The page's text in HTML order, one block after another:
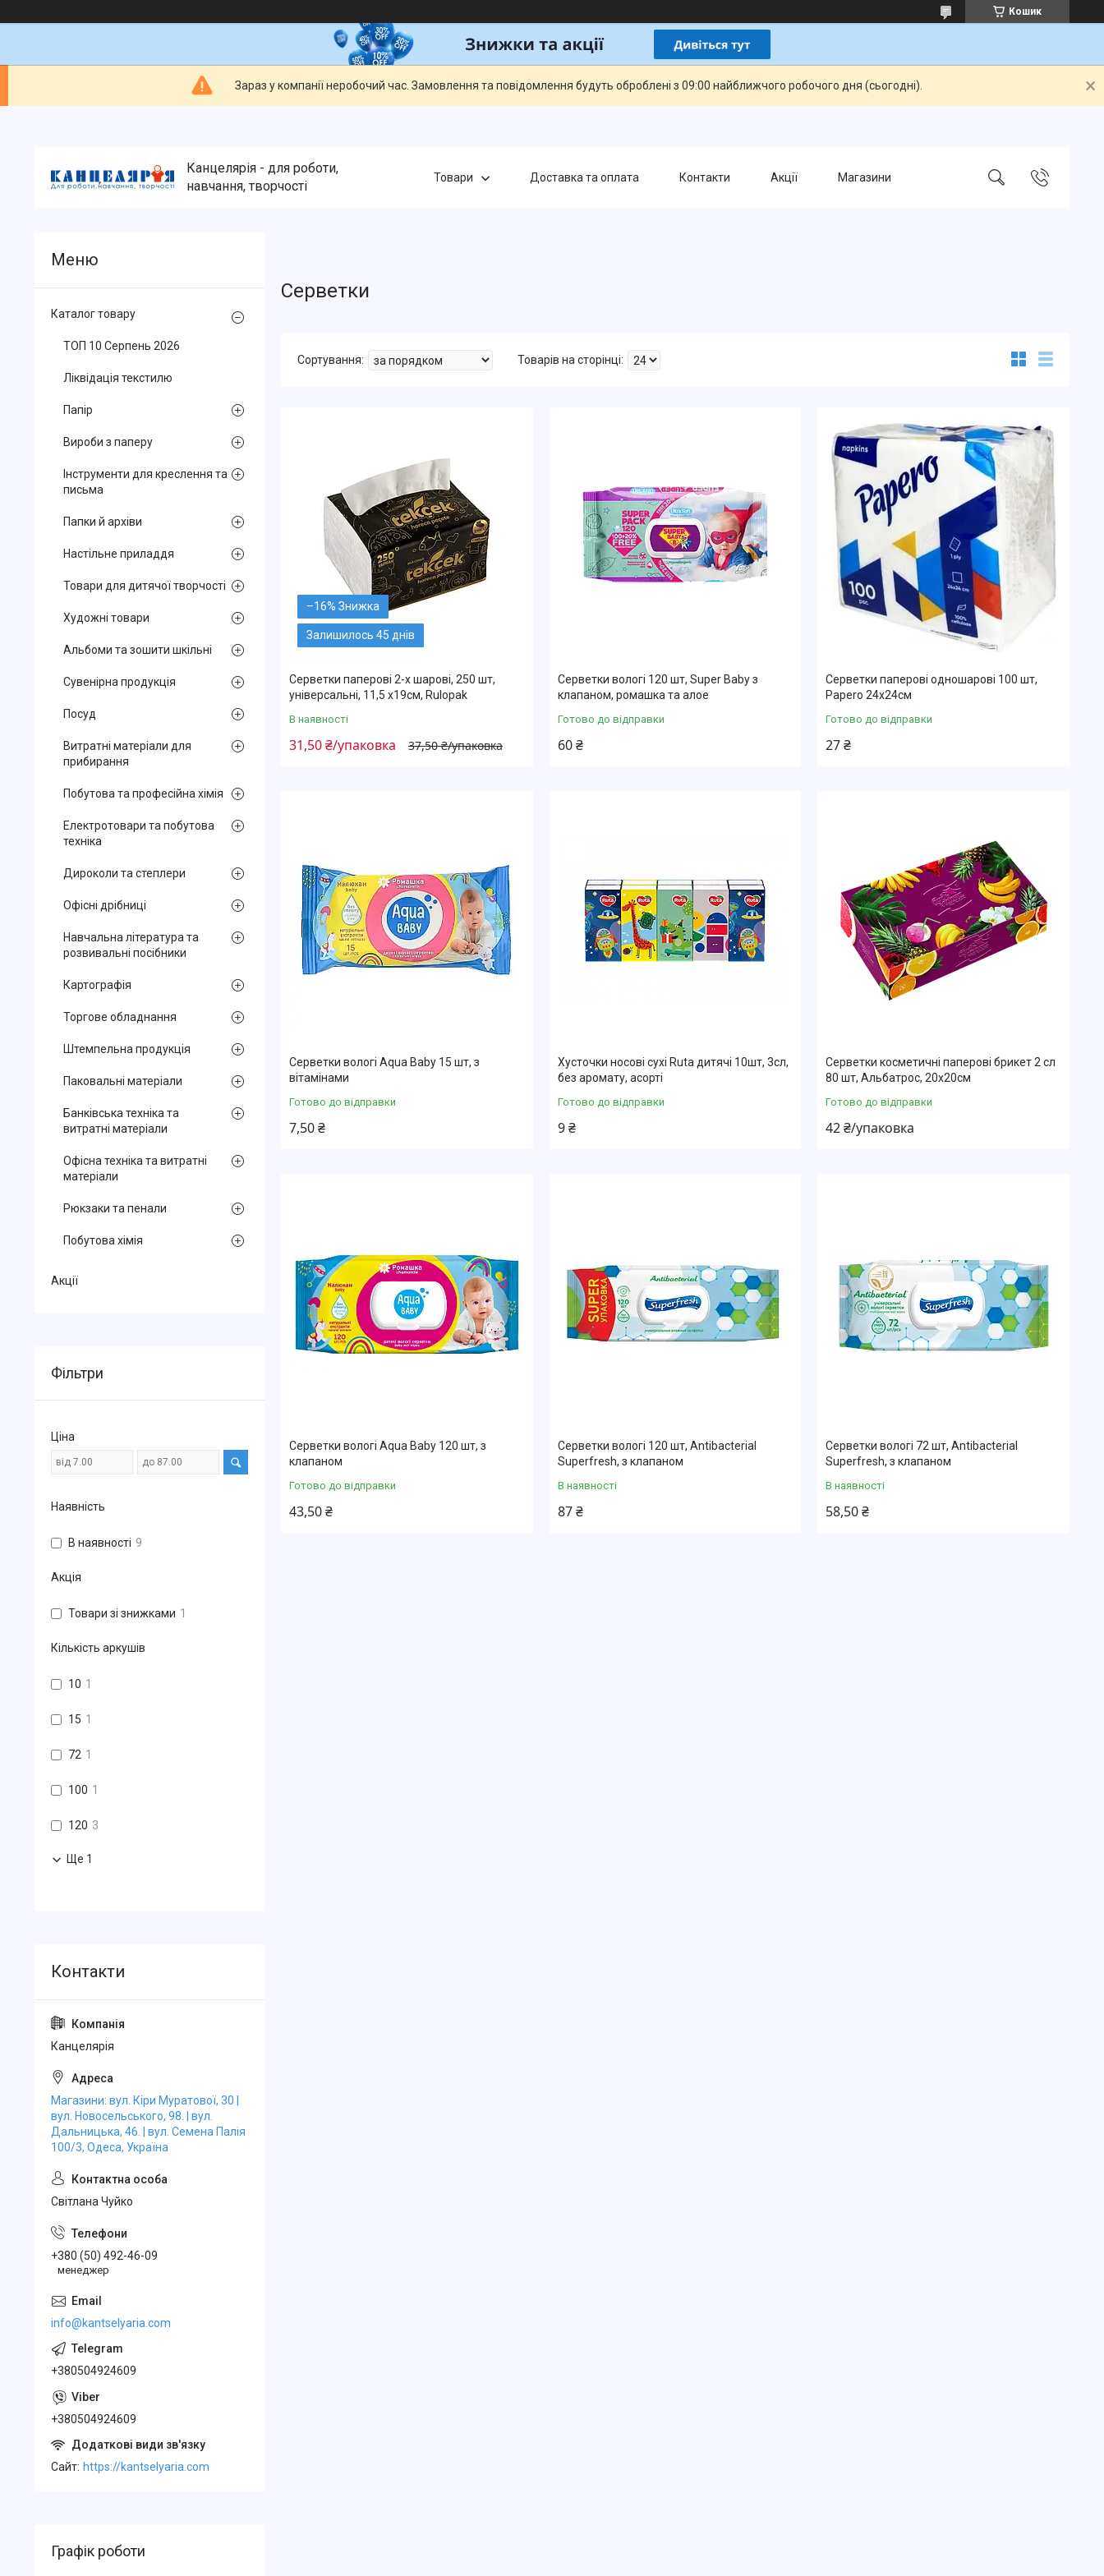
Кошик
Зараз у компанії неробочий час. Замовлення та повідомлення будуть оброблені з 09:00 найближчого робочого дня (сьогодні).
Канцелярія - для роботи,
навчання, творчості
Товари Доставка та оплата Контакти Акції Магазини
Серветки
–16%
Залишилось 45 днів
Серветки паперові 2-х шарові, 250 шт,
універсальні, 11,5 х19см, Rulopak
В наявності
37,50 ₴/упаковка
31,50 ₴/упаковка
Серветки вологі 120 шт, Super Baby з
клапаном, ромашка та алое
Готово до відправки
60 ₴
Серветки паперові одношарові 100 шт,
Papero 24х24см
Готово до відправки
27 ₴
Серветки вологі Aqua Baby 15 шт, з
вітамінами
Готово до відправки
7,50 ₴
Хусточки носові сухі Ruta дитячі 10шт, 3сл,
без аромату, асорті
Готово до відправки
9 ₴
Серветки косметичні паперові брикет 2 сл
80 шт, Альбатрос, 20х20см
Готово до відправки
42 ₴/упаковка
Серветки вологі Aqua Baby 120 шт, з
клапаном
Готово до відправки
43,50 ₴
Серветки вологі 120 шт, Antibacterial
Superfresh, з клапаном
В наявності
87 ₴
Серветки вологі 72 шт, Antibacterial
Superfresh, з клапаном
В наявності
58,50 ₴
Каталог товару
ТОП 10 Серпень 2026
Ліквідація текстилю
Папір
Вироби з паперу
Інструменти для креслення та
письма
Папки й архіви
Настільне приладдя
Товари для дитячої творчості
Художні товари
Альбоми та зошити шкільні
Сувенірна продукція
Посуд
Витратні матеріали для
прибирання
Побутова та професійна хімія
Електротовари та побутова
техніка
Дироколи та степлери
Офісні дрібниці
Навчальна література та
розвивальні посібники
Картографія
Торгове обладнання
Штемпельна продукція
Паковальні матеріали
Банківська техніка та
витратні матеріали
Офісна техніка та витратні
матеріали
Рюкзаки та пенали
Побутова хімія
Акції
Фільтри
Ціна
Наявність
В наявності 9
Акція
Товари зі знижками 1
Кількість аркушів
10 1
15 1
72 1
100 1
120 3
Ще 1
Канцелярiя
Магазини: вул. Кіри Муратової, 30 |
вул. Новосельського, 98. | вул.
Дальницька, 46. | вул. Семена Палія
100/3, Одеса, Україна
Свiтлана Чуйко
+380 (50) 492-46-09
менеджер
info@kantselyaria.com
+380504924609
+380504924609
Cайт https://kantselyaria.com
Графік роботи